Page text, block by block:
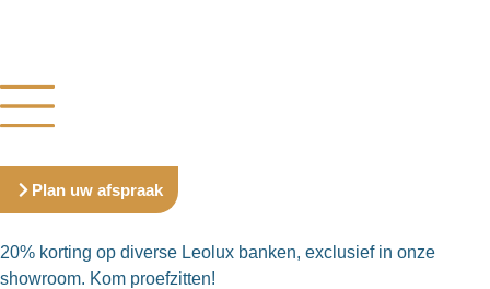
Plan uw afspraak
20% korting op diverse Leolux banken, exclusief in onze
showroom. Kom proefzitten!